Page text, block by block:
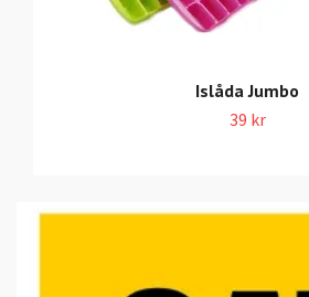
Islåda Jumbo
39 kr